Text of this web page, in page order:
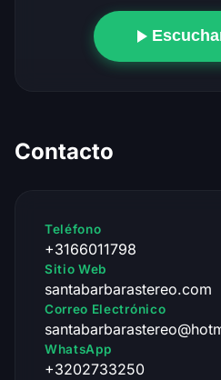
Contacto
Teléfono
+3166011798
Sitio Web
santabarbarastereo.com
Correo Electrónico
WhatsApp
+3202733250